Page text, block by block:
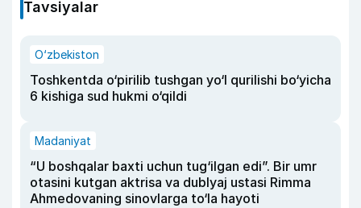
Tavsiyalar
O‘zbekiston
Toshkentda o‘pirilib tushgan yo‘l qurilishi bo‘yicha
6 kishiga sud hukmi o‘qildi
Madaniyat
“U boshqalar baxti uchun tug‘ilgan edi”. Bir umr
otasini kutgan aktrisa va dublyaj ustasi Rimma
Ahmedovaning sinovlarga to‘la hayoti